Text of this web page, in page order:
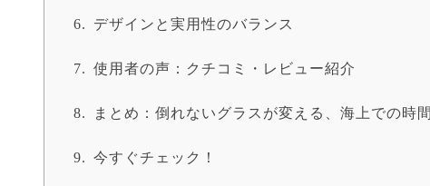
デザインと実用性のバランス
使用者の声：クチコミ・レビュー紹介
まとめ：倒れないグラスが変える、海上での時間
今すぐチェック！